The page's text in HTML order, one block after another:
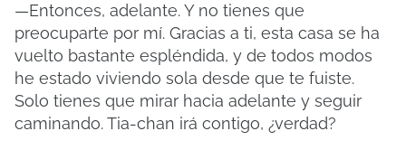
—Entonces, adelante. Y no tienes que
preocuparte por mí. Gracias a ti, esta casa se ha
vuelto bastante espléndida, y de todos modos
he estado viviendo sola desde que te fuiste.
Solo tienes que mirar hacia adelante y seguir
caminando. Tia-chan irá contigo, ¿verdad?